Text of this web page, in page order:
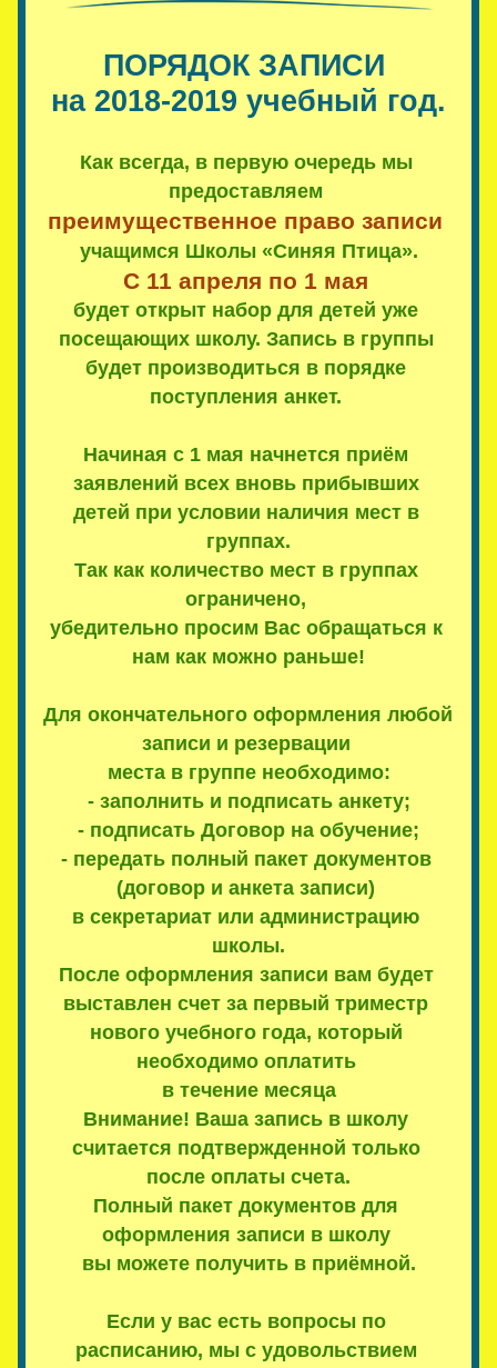
ПОРЯДОК ЗАПИСИ
на 2018-2019 учебный год.
Как всегда, в первую очередь мы
предоставляем
преимущественное право записи
учащимся Школы «Синяя Птица».
С 11 апреля по 1 мая
будет открыт набор для детей уже
посещающих школу. Запись в группы
будет производиться в порядке
поступления анкет.
Начиная с 1 мая начнется приём
заявлений всех вновь прибывших
детей при условии наличия мест в
группах.
Так как количество мест в группах
ограничено,
убедительно просим Вас обращаться к
нам как можно раньше!
Для окончательного оформления любой
записи и резервации
места в группе необходимо:
- заполнить и подписать анкету;
- подписать Договор на обучение;
- передать полный пакет документов
(договор и анкета записи)
в секретариат или администрацию
школы.
После оформления записи вам будет
выставлен счет за первый триместр
нового учебного года, который
необходимо оплатить
в течение месяца
Внимание! Ваша запись в школу
считается подтвержденной только
после оплаты счета.
Полный пакет документов для
оформления записи в школу
вы можете получить в приёмной.
Если у вас есть вопросы по
расписанию, мы с удовольствием